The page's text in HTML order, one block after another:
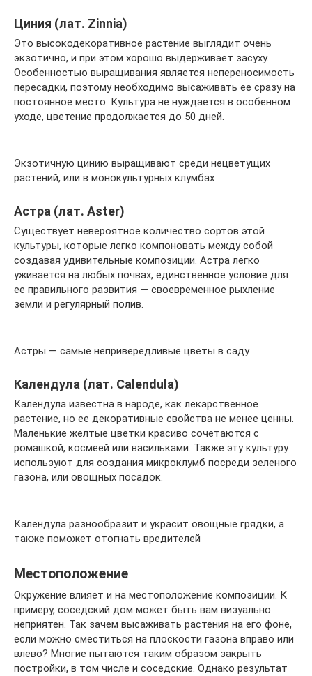
Циния (лат. Zinnia)
Это высокодекоративное растение выглядит очень
экзотично, и при этом хорошо выдерживает засуху.
Особенностью выращивания является непереносимость
пересадки, поэтому необходимо высаживать ее сразу на
постоянное место. Культура не нуждается в особенном
уходе, цветение продолжается до 50 дней.
Экзотичную цинию выращивают среди нецветущих
растений, или в монокультурных клумбах
Астра (лат. Aster)
Существует невероятное количество сортов этой
культуры, которые легко компоновать между собой
создавая удивительные композиции. Астра легко
уживается на любых почвах, единственное условие для
ее правильного развития — своевременное рыхление
земли и регулярный полив.
Астры — самые непривередливые цветы в саду
Календула (лат. Calendula)
Календула известна в народе, как лекарственное
растение, но ее декоративные свойства не менее ценны.
Маленькие желтые цветки красиво сочетаются с
ромашкой, космеей или васильками. Также эту культуру
используют для создания микроклумб посреди зеленого
газона, или овощных посадок.
Календула разнообразит и украсит овощные грядки, а
также поможет отогнать вредителей
Местоположение
Окружение влияет и на местоположение композиции. К
примеру, соседский дом может быть вам визуально
неприятен. Так зачем высаживать растения на его фоне,
если можно сместиться на плоскости газона вправо или
влево? Многие пытаются таким образом закрыть
постройки, в том числе и соседские. Однако результат